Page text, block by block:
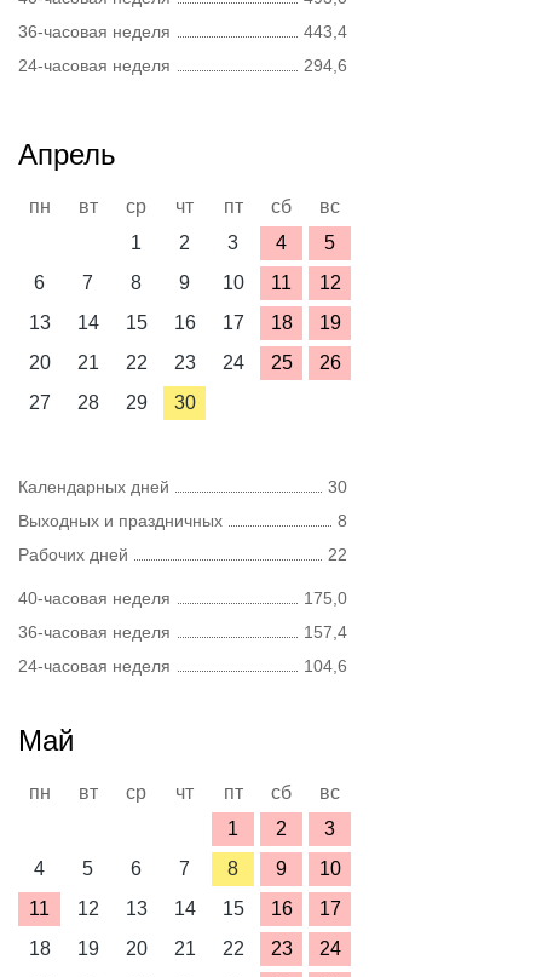
36-часовая неделя
443,4
24-часовая неделя
294,6
Апрель
пн вт ср чт пт сб
вс
1
2 3 4
5
6
7 8 9 10 11
12
13
14 15 16 17 18
19
20
21 22 23 24 25
26
27
28 29 30
Календарных дней
30
Выходных и праздничных
8
Рабочих дней
22
40-часовая неделя
175,0
36-часовая неделя
157,4
24-часовая неделя
104,6
Май
пн вт ср чт пт сб
вс
1
2
3
4
5 6 7 8 9
10
11
12 13 14 15 16
17
18
19 20 21 22 23
24